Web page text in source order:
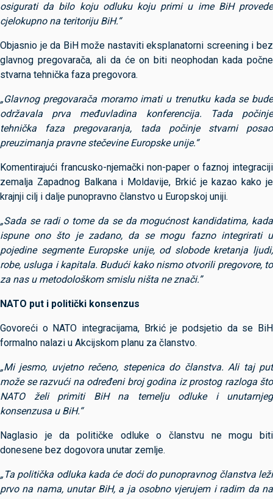
osigurati da bilo koju odluku koju primi u ime BiH provede
cjelokupno na teritoriju BiH.“
Objasnio je da BiH može nastaviti eksplanatorni screening i bez
glavnog pregovarača, ali da će on biti neophodan kada počne
stvarna tehnička faza pregovora.
„Glavnog pregovarača moramo imati u trenutku kada se bude
održavala prva međuvladina konferencija. Tada počinje
tehnička faza pregovaranja, tada počinje stvarni posao
preuzimanja pravne stečevine Europske unije.“
Komentirajući francusko-njemački non-paper o faznoj integraciji
zemalja Zapadnog Balkana i Moldavije, Brkić je kazao kako je
krajnji cilj i dalje punopravno članstvo u Europskoj uniji.
„Sada se radi o tome da se da mogućnost kandidatima, kada
ispune ono što je zadano, da se mogu fazno integrirati u
pojedine segmente Europske unije, od slobode kretanja ljudi,
robe, usluga i kapitala. Budući kako nismo otvorili pregovore, to
za nas u metodološkom smislu ništa ne znači.”
NATO put i politički konsenzus
Govoreći o NATO integracijama, Brkić je podsjetio da se BiH
formalno nalazi u Akcijskom planu za članstvo.
„Mi jesmo, uvjetno rečeno, stepenica do članstva. Ali taj put
može se razvući na određeni broj godina iz prostog razloga što
NATO želi primiti BiH na temelju odluke i unutarnjeg
konsenzusa u BiH.“
Naglasio je da političke odluke o članstvu ne mogu biti
donesene bez dogovora unutar zemlje.
„Ta politička odluka kada će doći do punopravnog članstva leži
prvo na nama, unutar BiH, a ja osobno vjerujem i radim da na